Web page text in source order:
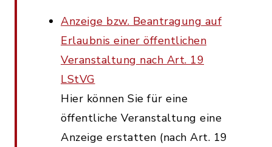
Anzeige bzw. Beantragung auf
Erlaubnis einer öffentlichen
Veranstaltung nach Art. 19
LStVG
Hier können Sie für eine
öffentliche Veranstaltung eine
Anzeige erstatten (nach Art. 19